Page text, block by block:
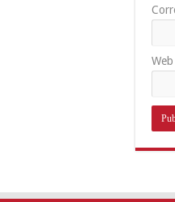
Web